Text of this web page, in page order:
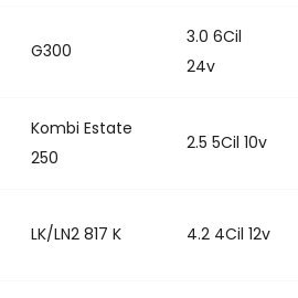
G300
3.0 6Cil
24v
Kombi Estate
250
2.5 5Cil 10v
LK/LN2 817 K 4.2 4Cil 12v